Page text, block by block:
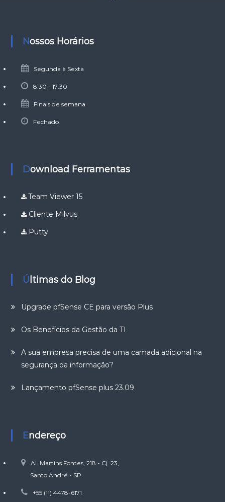
Nossos Horários
Segunda à Sexta
8:30 - 17:30
Finais de semana
Fechado
Download Ferramentas
Team Viewer 15
Cliente Milvus
Putty
Últimas do Blog
Upgrade pfSense CE para versão Plus
Os Benefícios da Gestão da TI
A sua empresa precisa de uma camada adicional na
segurança da informação?
Lançamento pfSense plus 23.09
Endereço
Al. Martins Fontes, 218 - Cj. 23,
Santo André - SP
+55 (11) 4478-6171